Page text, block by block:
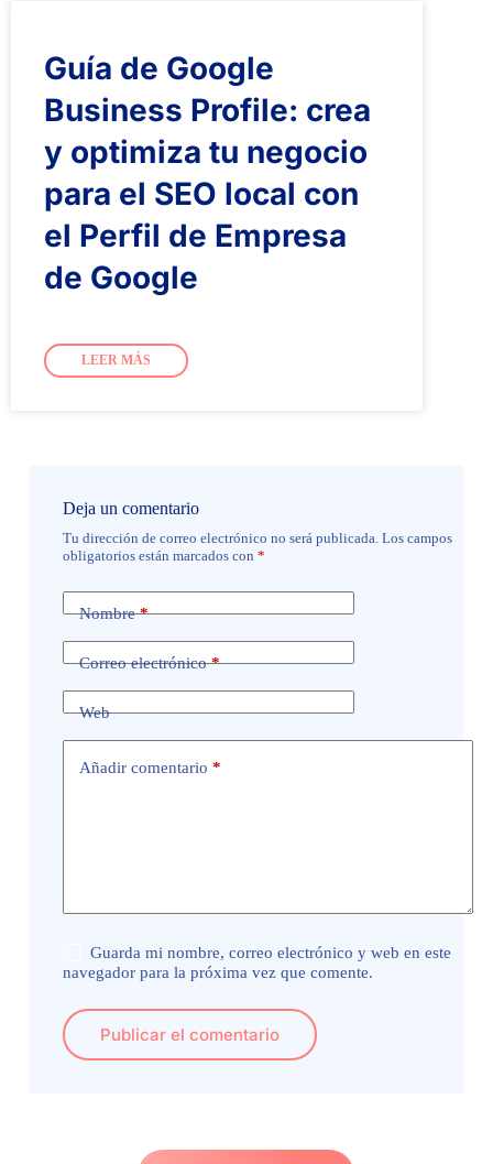
Guía de Google
Business Profile: crea
y optimiza tu negocio
para el SEO local con
el Perfil de Empresa
de Google
LEER MÁS
Deja un comentario
Tu dirección de correo electrónico no será publicada. Los campos
obligatorios están marcados con *
Nombre*
Correo electrónico*
Web
Añadir comentario *
Guarda mi nombre, correo electrónico y web en este
navegador para la próxima vez que comente.
Publicar el comentario